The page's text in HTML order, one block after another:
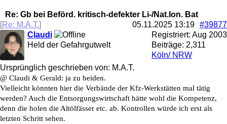
Re: Gb bei Beförd. kritisch-defekter Li-/Nat.Ion. Bat
[Re: M.A.T.] #39877
05.11.2025 13:19
Registriert: Aug 2003
Beiträge: 2,311
Köln/ NRW
Claudi
Held der Gefahrgutwelt
Ursprünglich geschrieben von: M.A.T.
@ Claudi & Gerald: ja zu beiden.
Vielleicht könnten hier die Verbände der Kfz-Werkstätten mal tätig
werden? Auch die Entsorgungswirtschaft hätte wohl die Kompetenz,
denn die holen die Altölfässer etc. ab. Kontrollen würde ich erst als
letzten Schritt sehen.